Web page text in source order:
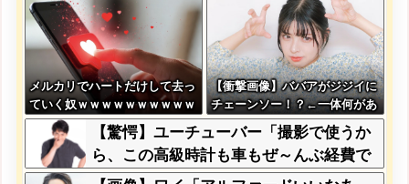
メルカリでハートだけして去っ
ていく奴ｗｗｗｗｗｗｗｗｗｗ
ｗｗｗ
【衝撃画像】ババアがジジイに
チェーンソー！？←一体何があ
ったんやコレw w w w w w w
w w
【驚愕】ユーチューバー「撮影で使うか
ら、この高級時計も車もぜ～んぶ経費で
タダ！ｗ」←まさかコレ本気にしてる奴